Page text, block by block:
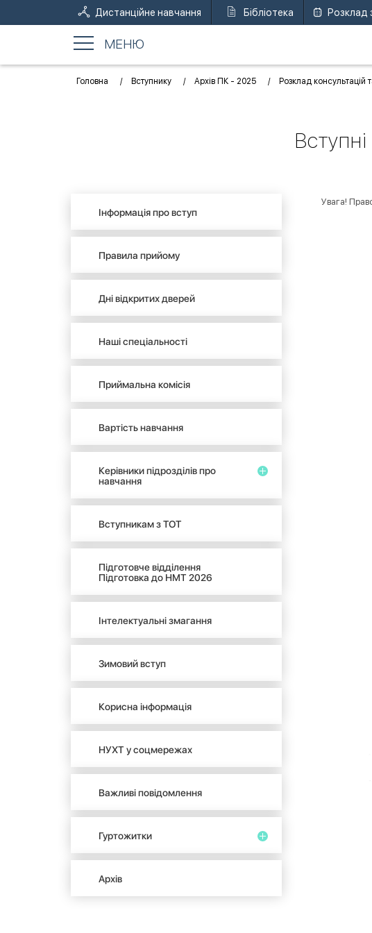
Дистанційне навчання Бібліотека Розклад
МЕНЮ
Головна Вступнику Архів ПК - 2025 Розклад консультацій
Інформація про вступ
Правила прийому
Дні відкритих дверей
Наші спеціальності
Приймальна комісія
Вартість навчання
Керівники підрозділів про
навчання
Вступникам з ТОТ
Підготовче відділення
Підготовка до НМТ 2026
Інтелектуальні змагання
Зимовий вступ
Корисна інформація
НУХТ у соцмережах
Важливі повідомлення
Гуртожитки
Архів
Увага!